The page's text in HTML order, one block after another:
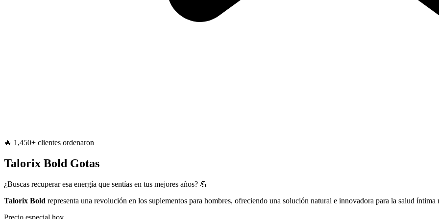
🔥 1,450+ clientes ordenaron
Talorix Bold Gotas
¿Buscas recuperar esa energía que sentías en tus mejores años? 💪
Talorix Bold representa una revolución en los suplementos para hombres, ofreciendo una solución natural e innovadora para la salud íntima
Precio especial hoy